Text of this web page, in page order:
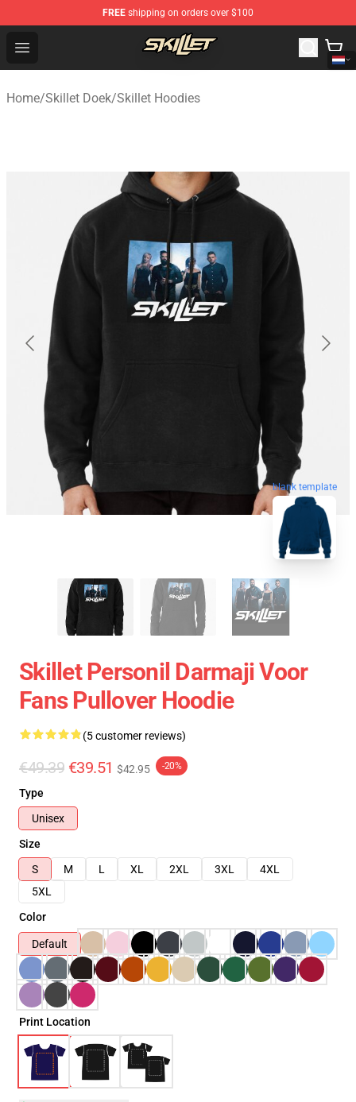
FREE shipping on orders over $100
Open menu
Skillet Shop - Official Skillet Merchandise Store
Home/Skillet Doek/Skillet Hoodies
blank template
Skillet Personil Darmaji Voor
Fans Pullover Hoodie
(5 customer reviews)
€49.39 €39.51 $42.95 -20%
Type
Unisex
Size
S
M L XL 2XL 3XL
4XL
5XL
Color
Default
Print Location